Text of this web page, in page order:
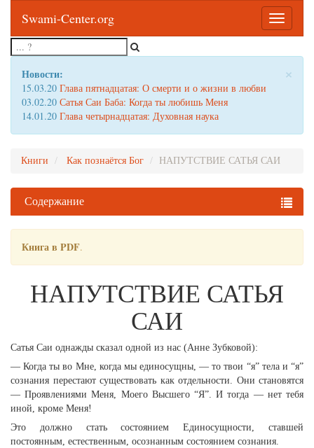
Toggle
Swami-Center.org
×
Новости:
15.03.20 Глава пятнадцатая: О смерти и о жизни в любви
03.02.20 Сатья Саи Баба: Когда ты любишь Меня
14.01.20 Глава четырнадцатая: Духовная наука
Книги Как познаётся Бог НАПУТСТВИЕ САТЬЯ САИ
Содержание
Книга в PDF.
НАПУТСТВИЕ САТЬЯ
САИ
Сатья Саи однажды сказал одной из нас (Анне Зубковой):
— Когда ты во Мне, когда мы единосущны, — то твои “я” тела и “я”
сознания перестают существовать как отдельности. Они становятся
— Проявлениями Меня, Моего Высшего “Я”. И тогда — нет тебя
иной, кроме Меня!
Это должно стать состоянием Единосущности, ставшей
постоянным, естественным, осознанным состоянием сознания.